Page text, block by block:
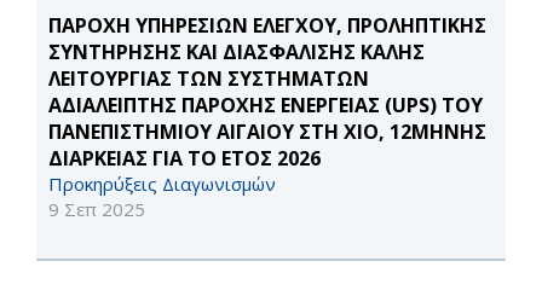
ΠΑΡΟΧΗ ΥΠΗΡΕΣΙΩΝ ΕΛΕΓΧΟΥ, ΠΡΟΛΗΠΤΙΚΗΣ
ΣΥΝΤΗΡΗΣΗΣ ΚΑΙ ΔΙΑΣΦΑΛΙΣΗΣ ΚΑΛΗΣ
ΛΕΙΤΟΥΡΓΙΑΣ ΤΩΝ ΣΥΣΤΗΜΑΤΩΝ
ΑΔΙΑΛΕΙΠΤΗΣ ΠΑΡΟΧΗΣ ΕΝΕΡΓΕΙΑΣ (UPS) ΤΟΥ
ΠΑΝΕΠΙΣΤΗΜΙΟΥ ΑΙΓΑΙΟΥ ΣΤΗ ΧΙΟ, 12ΜΗΝΗΣ
ΔΙΑΡΚΕΙΑΣ ΓΙΑ ΤΟ ΕΤΟΣ 2026
Προκηρύξεις Διαγωνισμών
9 Σεπ 2025